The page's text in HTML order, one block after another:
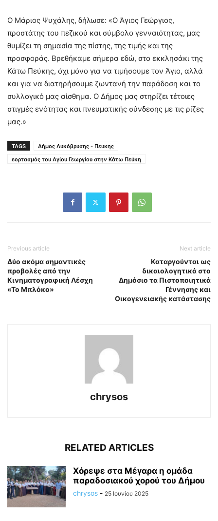
Ο Μάριος Ψυχάλης, δήλωσε: «Ο Άγιος Γεώργιος,
προστάτης του πεζικού και σύμβολο γενναιότητας, μας
θυμίζει τη σημασία της πίστης, της τιμής και της
προσφοράς. Βρεθήκαμε σήμερα εδώ, στο εκκλησάκι της
Κάτω Πεύκης, όχι μόνο για να τιμήσουμε τον Άγιο, αλλά
και για να διατηρήσουμε ζωντανή την παράδοση και το
συλλογικό μας αίσθημα. Ο Δήμος μας στηρίζει τέτοιες
στιγμές ενότητας και πνευματικής σύνδεσης με τις ρίζες
μας.»
TAGS
Δήμος Λυκόβρυσης - Πευκης
εορτασμός του Αγίου Γεωργίου στην Κάτω Πεύκη
Previous article
Δύο ακόμα σημαντικές
προβολές από την
Κινηματογραφική Λέσχη
«Το Μπλόκο»
Next article
Καταργούνται ως
δικαιολογητικά στο
Δημόσιο τα Πιστοποιητικά
Γέννησης και
Οικογενειακής κατάστασης
chrysos
RELATED ARTICLES
Χόρεψε στα Μέγαρα η ομάδα
παραδοσιακού χορού του Δήμου
chrysos - 25 Ιουνίου 2025